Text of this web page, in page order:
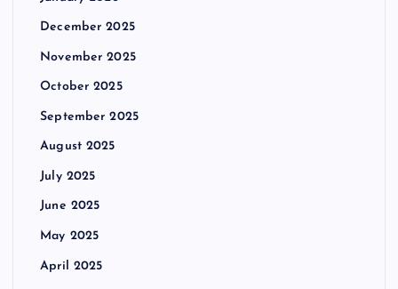
December 2025
November 2025
October 2025
September 2025
August 2025
July 2025
June 2025
May 2025
April 2025